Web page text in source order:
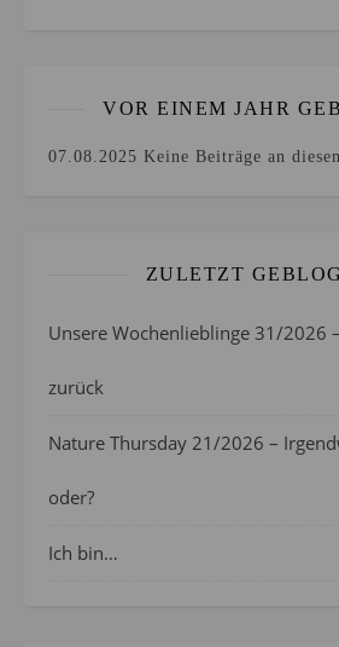
VOR EINEM JAHR
07.08.2025 Keine Beiträge an
ZULETZT
Unsere Wochenlieblinge 31/2026
zurück
Nature Thursday 21/2026 –
oder?
Ich bin…